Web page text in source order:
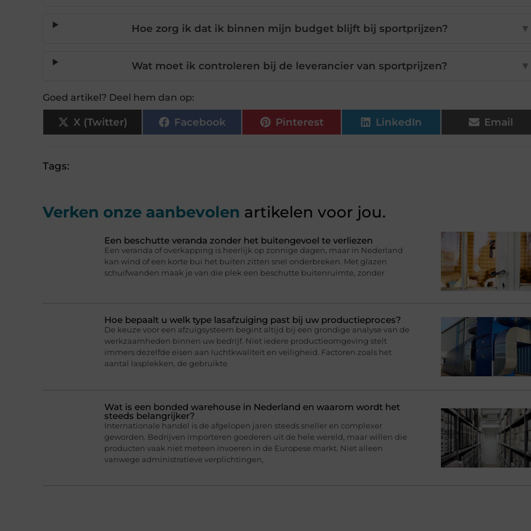
Hoe zorg ik dat ik binnen mijn budget blijft bij sportprijzen? ▼
Wat moet ik controleren bij de leverancier van sportprijzen? ▼
Goed artikel? Deel hem dan op:
X (Twitter) Facebook Pinterest LinkedIn Email
Tags:
Verken onze aanbevolen artikelen voor jou.
Een beschutte veranda zonder het buitengevoel te verliezen
Een veranda of overkapping is heerlijk op zonnige dagen, maar in Nederland
kan wind of een korte bui het buiten zitten snel onderbreken. Met glazen
schuifwanden maak je van die plek een beschutte buitenruimte, zonder
Hoe bepaalt u welk type lasafzuiging past bij uw productieproces?
De keuze voor een afzuigsysteem begint altijd bij een grondige analyse van de
werkzaamheden binnen uw bedrijf. Niet iedere productieomgeving stelt
immers dezelfde eisen aan luchtkwaliteit en veiligheid. Factoren zoals het
aantal lasplekken, de gebruikte
Wat is een bonded warehouse in Nederland en waarom wordt het
steeds belangrijker?
Internationale handel is de afgelopen jaren steeds sneller en complexer
geworden. Bedrijven importeren goederen uit de hele wereld, maar willen die
producten vaak niet meteen invoeren in de Europese markt. Niet alleen
vanwege administratieve verplichtingen,